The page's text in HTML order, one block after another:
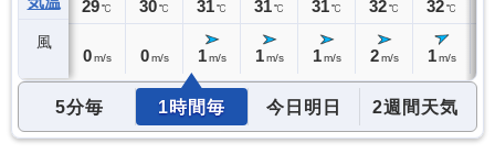
風
27℃ 29℃
0 m/s
30℃
0 m/s
31℃
1 m/s
31℃
1 m/s
31℃
1 m/s
32℃
2 m/s
32℃
1 m/s
5分毎 1時間毎 今日明日 2週間天気